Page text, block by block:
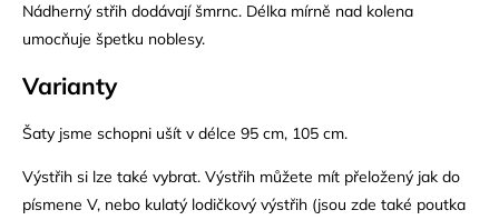
Nádherný střih dodávají šmrnc. Délka mírně nad kolena
umocňuje špetku noblesy.
Varianty
Šaty jsme schopni ušít v délce 95 cm, 105 cm.
Výstřih si lze také vybrat. Výstřih můžete mít přeložený jak do
písmene V, nebo kulatý lodičkový výstřih (jsou zde také poutka